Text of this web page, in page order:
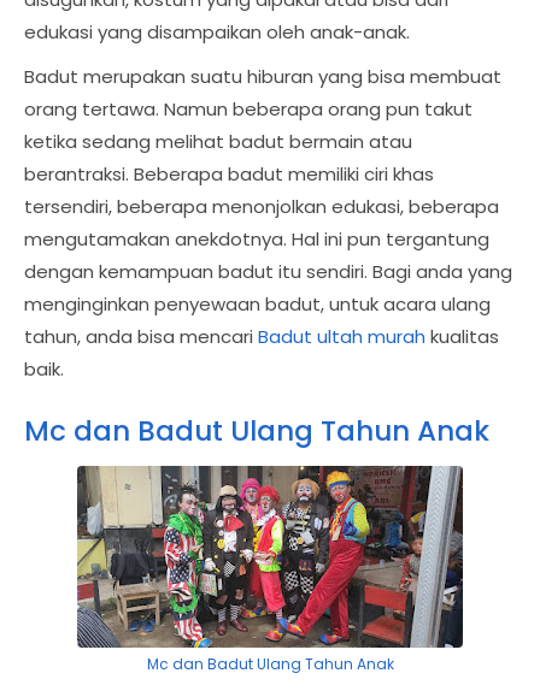
edukasi yang disampaikan oleh anak-anak.
Badut merupakan suatu hiburan yang bisa membuat
orang tertawa. Namun beberapa orang pun takut
ketika sedang melihat badut bermain atau
berantraksi. Beberapa badut memiliki ciri khas
tersendiri, beberapa menonjolkan edukasi, beberapa
mengutamakan anekdotnya. Hal ini pun tergantung
dengan kemampuan badut itu sendiri. Bagi anda yang
menginginkan penyewaan badut, untuk acara ulang
tahun, anda bisa mencari Badut ultah murah kualitas
baik.
Mc dan Badut Ulang Tahun Anak
Mc dan Badut Ulang Tahun Anak